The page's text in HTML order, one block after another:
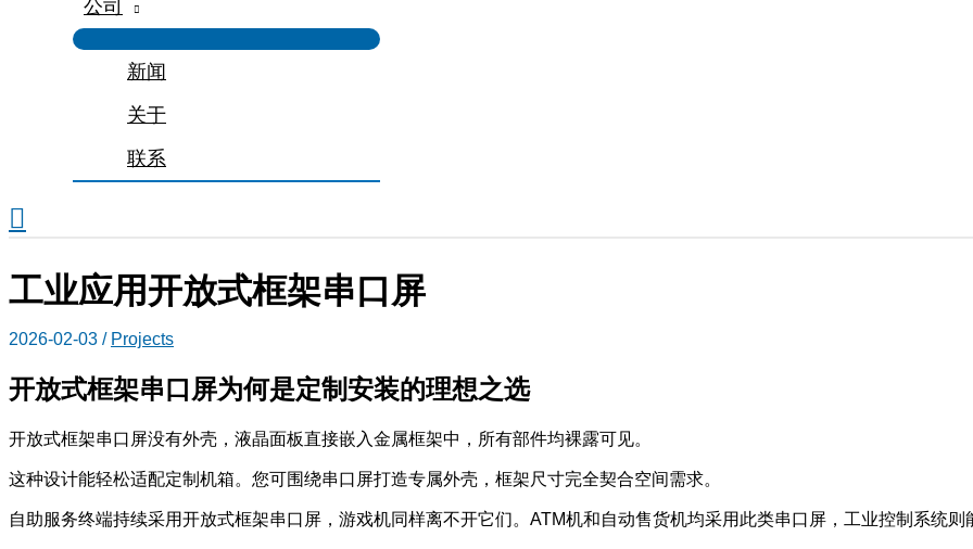
公司
新闻
关于
联系
搜
工业应用开放式框架串口屏
2026-02-03 / Projects
开放式框架串口屏为何是定制安装的理想之选
开放式框架串口屏没有外壳，液晶面板直接嵌入金属框架中，所有部件均裸露可见。
这种设计能轻松适配定制机箱。您可围绕串口屏打造专属外壳，框架尺寸完全契合空间需求。
自助服务终端持续采用开放式框架串口屏，游戏机同样离不开它们。ATM机和自动售货机均采用此类串口屏，工业控制系统则